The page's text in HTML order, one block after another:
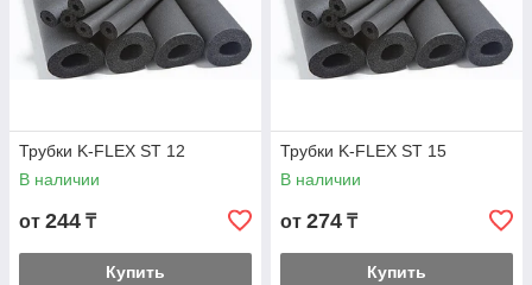
Трубки K-FLEX ST 12
В наличии
от 244 ₸
Купить
Трубки K-FLEX ST 15
В наличии
от 274 ₸
Купить